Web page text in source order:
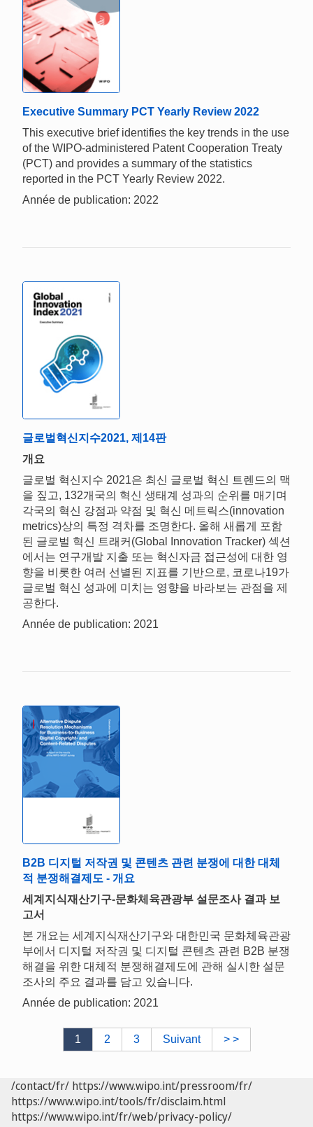
Executive Summary PCT Yearly Review 2022
This executive brief identifies the key trends in the use
of the WIPO-administered Patent Cooperation Treaty
(PCT) and provides a summary of the statistics
reported in the PCT Yearly Review 2022.
Année de publication: 2022
글로벌혁신지수2021, 제14판
개요
글로벌 혁신지수 2021은 최신 글로벌 혁신 트렌드의 맥
을 짚고, 132개국의 혁신 생태계 성과의 순위를 매기며
각국의 혁신 강점과 약점 및 혁신 메트릭스(innovation
metrics)상의 특정 격차를 조명한다. 올해 새롭게 포함
된 글로벌 혁신 트래커(Global Innovation Tracker) 섹션
에서는 연구개발 지출 또는 혁신자금 접근성에 대한 영
향을 비롯한 여러 선별된 지표를 기반으로, 코로나19가
글로벌 혁신 성과에 미치는 영향을 바라보는 관점을 제
공한다.
Année de publication: 2021
B2B 디지털 저작권 및 콘텐츠 관련 분쟁에 대한 대체
적 분쟁해결제도 - 개요
세계지식재산기구-문화체육관광부 설문조사 결과 보
고서
본 개요는 세계지식재산기구와 대한민국 문화체육관광
부에서 디지털 저작권 및 디지털 콘텐츠 관련 B2B 분쟁
해결을 위한 대체적 분쟁해결제도에 관해 실시한 설문
조사의 주요 결과를 담고 있습니다.
Année de publication: 2021
1 2 3 Suivant > >
/contact/fr/ https://www.wipo.int/pressroom/fr/
https://www.wipo.int/tools/fr/disclaim.html
https://www.wipo.int/fr/web/privacy-policy/